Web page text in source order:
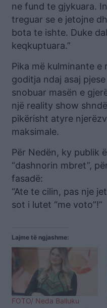
ne fund te gjykuara.
treguar se e jetojne
bota te ishte. Duke
keqkuptuara.”
Pika më kulminante e
goditja ndaj asaj
snobuar masën e
një reality show
pikërisht atyre
maksimale.
Për Nedën, ky publik
“dashnorin mbret”,
fasadë:
“Ate te cilin, pas nje
sot i lutet “me voto”!”
Lajme të ngjashme:
FOTO/ Neda Balluku